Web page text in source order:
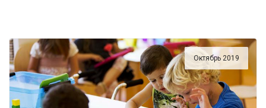
Октябрь 2019